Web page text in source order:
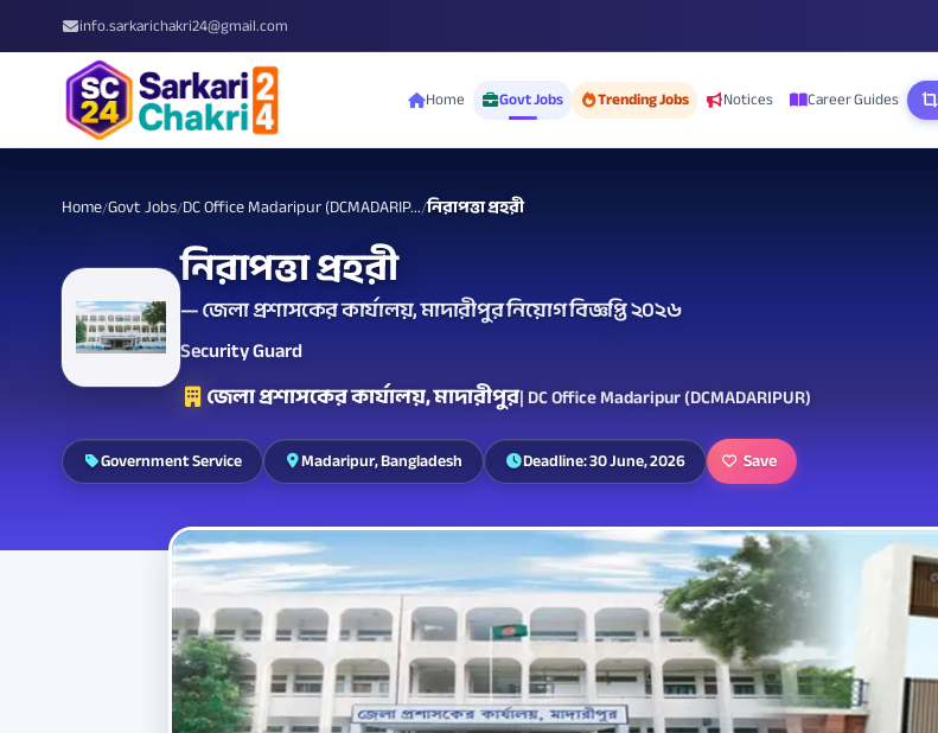
info.sarkarichakri24@gmail.com
Home Govt Jobs Trending Jobs Notices Career Guides
Home/Govt Jobs/DC Office Madaripur (DCMADARIP.../নিরাপত্তা প্রহরী
নিরাপত্তা প্রহরী
— জেলা প্রশাসকের কার্যালয়, মাদারীপুর নিয়োগ বিজ্ঞপ্তি ২০২৬
Security Guard
জেলা প্রশাসকের কার্যালয়, মাদারীপুর| DC Office Madaripur (DCMADARIPUR)
Government Service Madaripur, Bangladesh Deadline: 30 June, 2026 Save